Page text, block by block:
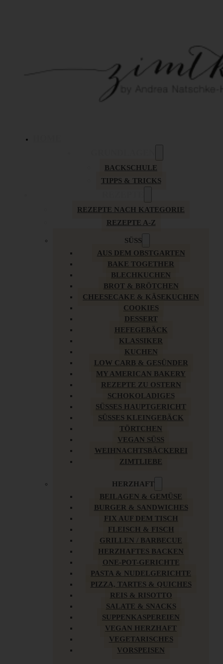
BACKSCHULE
TIPPS & TRICKS
REZEPTE NACH KATEGORIE
REZEPTE A-Z
SÜSS
AUS DEM OBSTGARTEN
BAKE TOGETHER
BLECHKUCHEN
BROT & BRÖTCHEN
CHEESECAKE & KÄSEKUCHEN
COOKIES
DESSERT
HEFEGEBÄCK
KLASSIKER
KUCHEN
LOW CARB & GESÜNDER
MY AMERICAN BAKERY
REZEPTE ZU OSTERN
SCHOKOLADIGES
SÜSSES HAUPTGERICHT
SÜSSES KLEINGEBÄCK
TÖRTCHEN
VEGAN SÜSS
WEIHNACHTSBÄCKEREI
ZIMTLIEBE
HERZHAFT
BEILAGEN & GEMÜSE
BURGER & SANDWICHES
FIX AUF DEM TISCH
FLEISCH & FISCH
GRILLEN / BARBECUE
HERZHAFTES BACKEN
ONE-POT-GERICHTE
PASTA & NUDELGERICHTE
PIZZA, TARTES & QUICHES
REIS & RISOTTO
SALATE & SNACKS
SUPPENKASPEREIEN
VEGAN HERZHAFT
VEGETARISCHES
VORSPEISEN